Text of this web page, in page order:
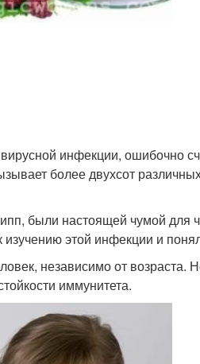
инфекции, ошибочно
более двухсот
были настоящей чумой для
этой инфекции и
независимо от возраста.
иммунитета.